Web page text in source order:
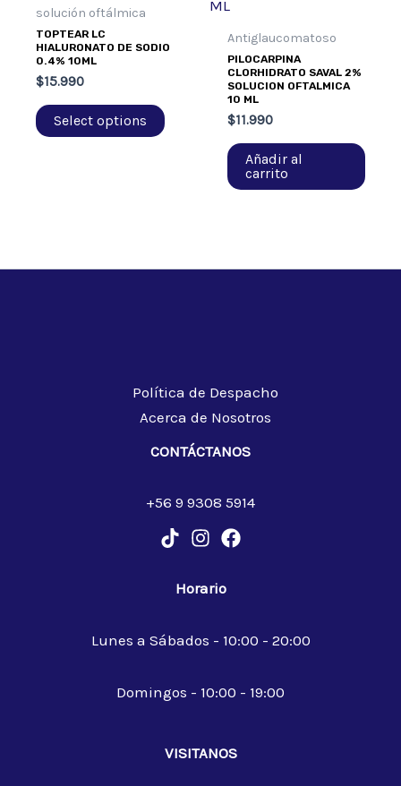
solución oftálmica
TOPTEAR LC
HIALURONATO DE SODIO
0.4% 10ML
$15.990
Select options
Antiglaucomatoso
PILOCARPINA
CLORHIDRATO SAVAL 2%
SOLUCION OFTALMICA
10 ML
$11.990
Añadir al
carrito
Política de Despacho
Acerca de Nosotros
CONTÁCTANOS
+56 9 9308 5914
Horario
Lunes a Sábados - 10:00 - 20:00
Domingos - 10:00 - 19:00
VISITANOS